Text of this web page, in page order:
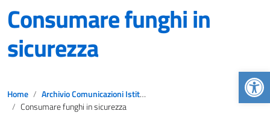
Consumare funghi in
sicurezza
Home
Archivio Comunicazioni Istituzionali
Consumare funghi in sicurezza